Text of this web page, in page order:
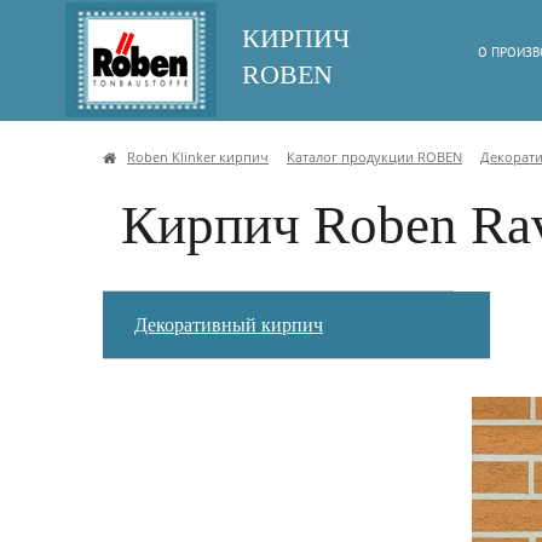
КИРПИЧ
ROBEN
О
Roben Klinker кирпич Каталог продукции ROBEN
Кирпич Roben
Декоративный кирпич